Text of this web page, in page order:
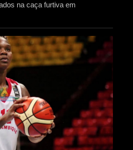
na caça furtiva em